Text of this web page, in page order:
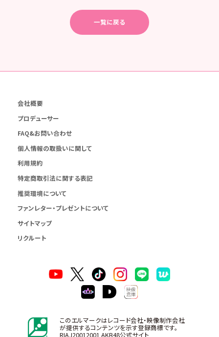
一覧に戻る
会社概要
プロデューサー
FAQ&お問い合わせ
個人情報の取扱いに関して
利用規約
特定商取引法に関する表記
推奨環境について
ファンレター・プレゼントについて
サイトマップ
リクルート
このエルマークはレコード会社・映像制作会社
が提供するコンテンツを示す登録商標です。
RIAJ20012001 AKB48公式サイト